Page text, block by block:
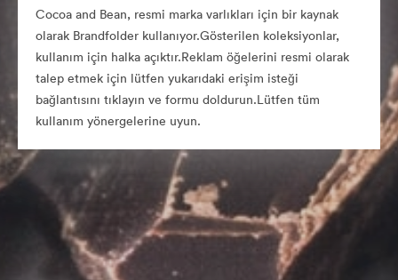
Cocoa and Bean, resmi marka varlıkları için bir kaynak
olarak Brandfolder kullanıyor.Gösterilen koleksiyonlar,
kullanım için halka açıktır.Reklam öğelerini resmi olarak
talep etmek için lütfen yukarıdaki erişim isteği
bağlantısını tıklayın ve formu doldurun.Lütfen tüm
kullanım yönergelerine uyun.